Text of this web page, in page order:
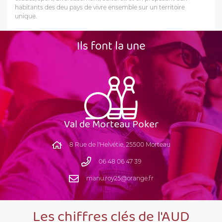
SE DÉPLACER
habitants des deu pays de vivre ensemble sur un territoire
unique.
Ils font la une
Val de Morteau Poker
8 Rue de l'Helvétie, 25500 Morteau
06 48 06 47 39
manu.roy25@orange.fr